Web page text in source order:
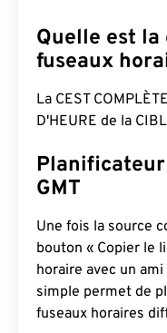
Quelle est
fuseaux
La CEST
D'HEURE de la
Planificateur
GMT
Une fois la source
bouton « Copier le
horaire avec un
simple permet de
fuseaux horaires